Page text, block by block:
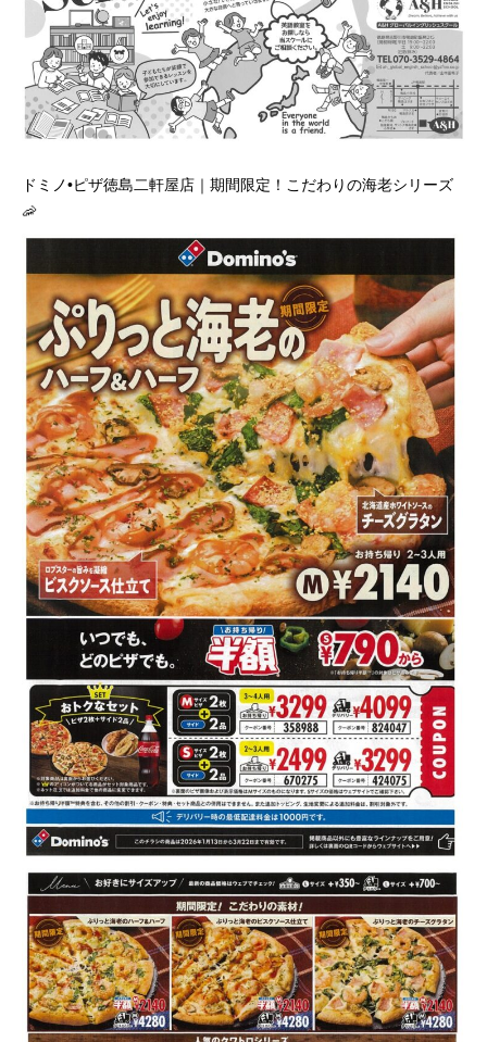
ドミノ•ピザ徳島二軒屋店｜期間限定！こだわりの海老シリーズ
🦐